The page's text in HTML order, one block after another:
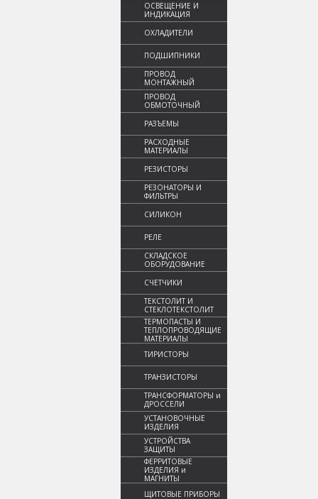
ОСВЕЩЕНИЕ И
ИНДИКАЦИЯ
ОХЛАДИТЕЛИ
ПОДШИПНИКИ
ПРОВОД
МОНТАЖНЫЙ
ПРОВОД
ОБМОТОЧНЫЙ
РАЗЪЕМЫ
РАСХОДНЫЕ
МАТЕРИАЛЫ
РЕЗИСТОРЫ
РЕЗОНАТОРЫ И
ФИЛЬТРЫ
СИЛИКОН
РЕЛЕ
СКЛАДСКОЕ
ОБОРУДОВАНИЕ
СЧЕТЧИКИ
ТЕКСТОЛИТ И
СТЕКЛОТЕКСТОЛИТ
ТЕРМОПАСТЫ И
ТЕПЛОПРОВОДЯЩИЕ
МАТЕРИАЛЫ
ТИРИСТОРЫ
ТРАНЗИСТОРЫ
ТРАНСФОРМАТОРЫ и
ДРОССЕЛИ
УСТАНОВОЧНЫЕ
ИЗДЕЛИЯ
УСТРОЙСТВА
ЗАЩИТЫ
ФЕРРИТОВЫЕ
ИЗДЕЛИЯ и
МАГНИТЫ
ЩИТОВЫЕ ПРИБОРЫ